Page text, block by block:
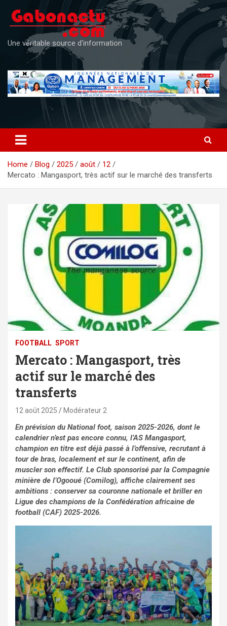
content
Une véritable source d'information
Home Blog 2025 août
12
Mercato : Mangasport, très actif sur le marché des transferts
FOOTBALL SPORT
Mercato : Mangasport, très
actif sur le marché des
transferts
12 août 2025 Modérateur 2
En prévision du National foot, saison 2025-2026, dont le
calendrier n’est pas encore connu, l’AS Mangasport,
champion en titre est déjà passé à l’offensive, recrutant à
tour de bras, localement et sur le continent, afin de
muscler son effectif. Le Club sponsorisé par la Compagnie
minière de l’Ogooué (Comilog), affiche clairement ses
ambitions : conserver sa couronne nationale et briller en
Ligue des champions de la Confédération africaine de
football (CAF) 2025-2026.